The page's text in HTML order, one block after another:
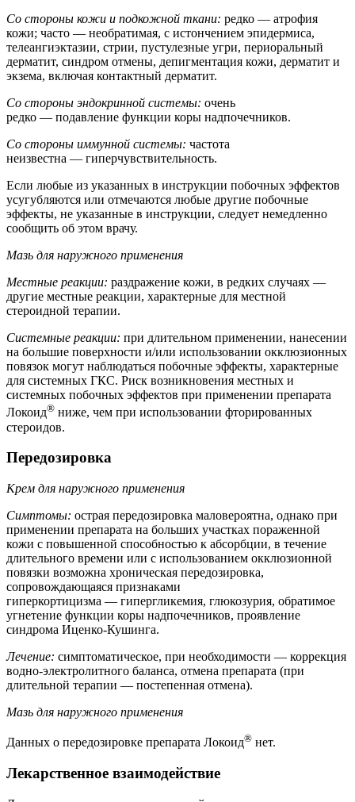
Со стороны кожи и подкожной ткани: редко — атрофия
кожи; часто — необратимая, с истончением эпидермиса,
телеангиэктазии, стрии, пустулезные угри, периоральный
дерматит, синдром отмены, депигментация кожи, дерматит и
экзема, включая контактный дерматит.
Со стороны эндокринной системы: очень
редко — подавление функции коры надпочечников.
Со стороны иммунной системы: частота
неизвестна — гиперчувствительность.
Если любые из указанных в инструкции побочных эффектов
усугубляются или отмечаются любые другие побочные
эффекты, не указанные в инструкции, следует немедленно
сообщить об этом врачу.
Мазь для наружного применения
Местные реакции: раздражение кожи, в редких случаях —
другие местные реакции, характерные для местной
стероидной терапии.
Системные реакции: при длительном применении, нанесении
на большие поверхности и/или использовании окклюзионных
повязок могут наблюдаться побочные эффекты, характерные
для системных ГКС. Риск возникновения местных и
системных побочных эффектов при применении препарата
Локоид® ниже, чем при использовании фторированных
стероидов.
Передозировка
Крем для наружного применения
Симптомы: острая передозировка маловероятна, однако при
применении препарата на больших участках пораженной
кожи с повышенной способностью к абсорбции, в течение
длительного времени или с использованием окклюзионной
повязки возможна хроническая передозировка,
сопровождающаяся признаками
гиперкортицизма — гипергликемия, глюкозурия, обратимое
угнетение функции коры надпочечников, проявление
синдрома Иценко-Кушинга.
Лечение: симптоматическое, при необходимости — коррекция
водно-электролитного баланса, отмена препарата (при
длительной терапии — постепенная отмена).
Мазь для наружного применения
Данных о передозировке препарата Локоид® нет.
Лекарственное взаимодействие